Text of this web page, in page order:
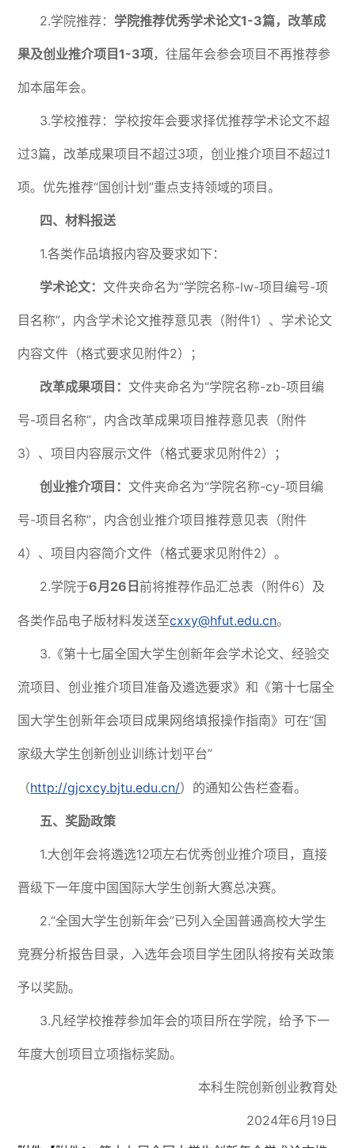
2.学院推荐： 学院推荐优秀学术论文1-3篇，改革成
果及创业推介项目1-3项，往届年会参会项目不再推荐参
加本届年会。
3.学校推荐：学校按年会要求择优推荐学术论文不超
过3篇，改革成果项目不超过3项，创业推介项目不超过1
项。优先推荐“国创计划”重点支持领域的项目。
四、材料报送
1.各类作品填报内容及要求如下：
学术论文：文件夹命名为“学院名称-lw-项目编号-项
目名称”，内含学术论文推荐意见表（附件1）、学术论文
内容文件（格式要求见附件2）；
改革成果项目：文件夹命名为“学院名称-zb-项目编
号-项目名称”，内含改革成果项目推荐意见表（附件
3）、项目内容展示文件（格式要求见附件2）；
创业推介项目：文件夹命名为“学院名称-cy-项目编
号-项目名称”，内含创业推介项目推荐意见表（附件
4）、项目内容简介文件（格式要求见附件2）。
2.学院于6月26日前将推荐作品汇总表（附件6）及
各类作品电子版材料发送至cxxy@hfut.edu.cn。
3.《第十七届全国大学生创新年会学术论文、经验交
流项目、创业推介项目准备及遴选要求》和《第十七届全
国大学生创新年会项目成果网络填报操作指南》可在“国
家级大学生创新创业训练计划平台”
（http://gjcxcy.bjtu.edu.cn/）的通知公告栏查看。
五、奖励政策
1.大创年会将遴选12项左右优秀创业推介项目，直接
晋级下一年度中国国际大学生创新大赛总决赛。
2.“全国大学生创新年会”已列入全国普通高校大学生
竞赛分析报告目录，入选年会项目学生团队将按有关政策
予以奖励。
3.凡经学校推荐参加年会的项目所在学院，给予下一
年度大创项目立项指标奖励。
本科生院创新创业教育处
2024年6月19日